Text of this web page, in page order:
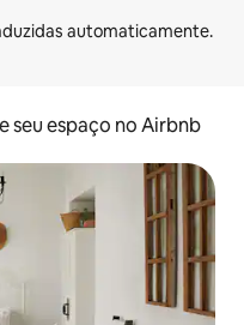
seu espaço no Airbnb